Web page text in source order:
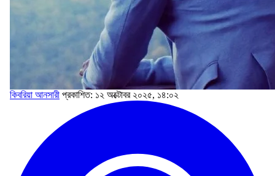
কিবরিয়া আনসারী প্রকাশিত: ১২ অক্টোবর ২০২৫, ১৪:০২